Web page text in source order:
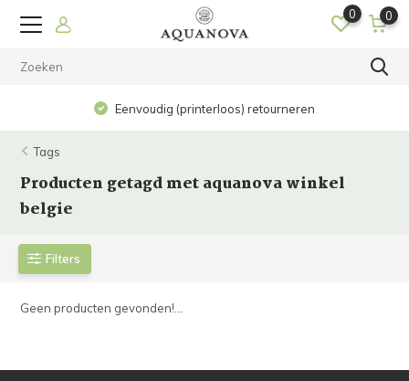
0 0
Eenvoudig (printerloos) retourneren
Tags
Producten getagd met aquanova winkel
belgie
Filters
Geen producten gevonden!...